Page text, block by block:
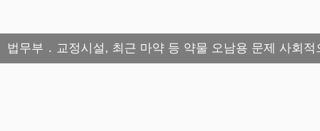
법무부 ․ 교정시설, 최근 마약 등 약물 오남용 문제 사회적